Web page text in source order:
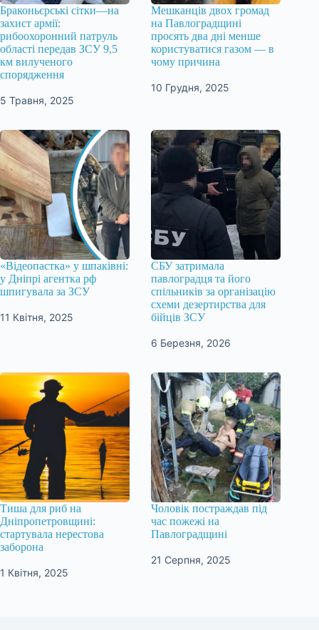
Браконьєрські сітки—на
захист армії:
рибоохоронний патруль
області передав ЗСУ 9,5
км вилученого
спорядження
5 Травня, 2025
Мешканців двох громад
на Павлоградщині
просять два дні менше
користуватися газом — в
чому причина
10 Грудня, 2025
«Відеопастка» у шпаківні:
у Дніпрі агентка рф
шпигувала за ЗСУ
11 Квітня, 2025
СБУ затримала
павлоградця та його
спільників за організацію
схеми дезертирства для
бійців ЗСУ
6 Березня, 2026
Тиша для риб на
Дніпропетровщині:
стартувала нерестова
заборона
1 Квітня, 2025
Чоловік постраждав під
час пожежі на
Павлоградщині
21 Серпня, 2025